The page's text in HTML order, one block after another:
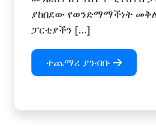
ያከበደው የወንድማማችነት
ፓርቲያችን [...]
ተጨማሪ ያንብቡ